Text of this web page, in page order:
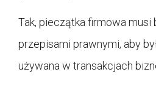
Tak, pieczątka firmowa musi
przepisami prawnymi, aby
używana w transakcjach